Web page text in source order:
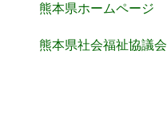
熊本県ホームページ
熊本県社会福祉協議会